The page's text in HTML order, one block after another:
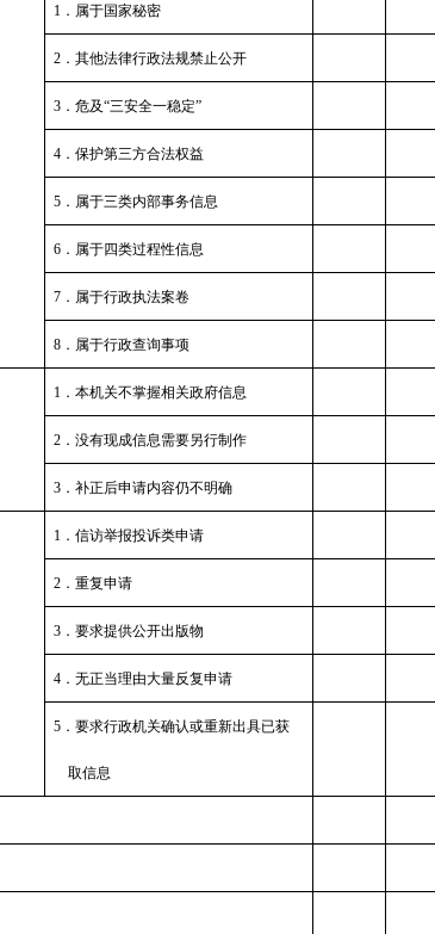
1 ．属于国家秘密
2．其他法律行政法规禁止公开
3．危及“三安全一稳定”
4．保护第三方合法权益
5．属于三类内部事务信息
6．属于四类过程性信息
7．属于行政执法案卷
8．属于行政查询事项
1．本机关不掌握相关政府信息
2．没有现成信息需要另行制作
3．补正后申请内容仍不明确
1．信访举报投诉类申请
2．重复申请
3 ．要求提供公开出版物
4．无正当理由大量反复申请
5．要求行政机关确认或重新出具已获
取信息